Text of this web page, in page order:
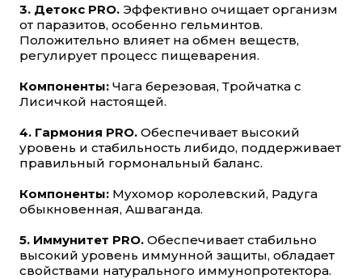
3. Детокс PRO. Эффективно очищает организм
от паразитов, особенно гельминтов.
Положительно влияет на обмен веществ,
регулирует процесс пищеварения.
Компоненты: Чага березовая, Тройчатка с
Лисичкой настоящей.
4. Гармония PRO. Обеспечивает высокий
уровень и стабильность либидо, поддерживает
правильный гормональный баланс.
Компоненты: Мухомор королевский, Радуга
обыкновенная, Ашваганда.
5. Иммунитет PRO. Обеспечивает стабильно
высокий уровень иммунной защиты, обладает
свойствами натурального иммунопротектора.